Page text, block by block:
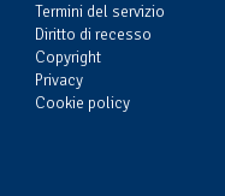
Termini del servizio
Diritto di recesso
Copyright
Privacy
Cookie policy